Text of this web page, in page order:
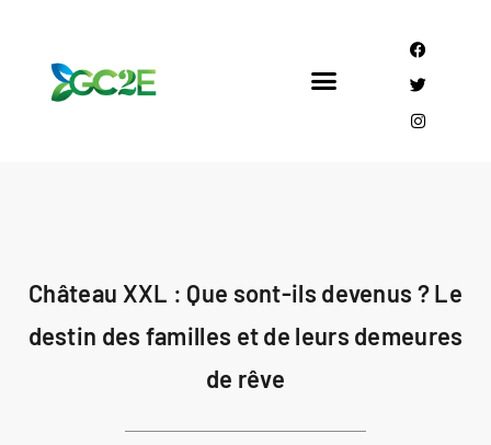
Château XXL : Que sont-ils devenus ? Le
destin des familles et de leurs demeures
de rêve